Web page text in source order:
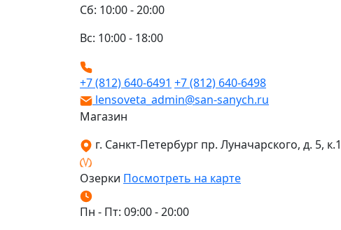
Сб: 10:00 - 20:00
Вс: 10:00 - 18:00
+7 (812) 640-6491 +7 (812) 640-6498
lensoveta_admin@san-sanych.ru
Магазин
г. Санкт-Петербург пр. Луначарского, д. 5, к.1
Озерки Посмотреть на карте
Пн - Пт: 09:00 - 20:00